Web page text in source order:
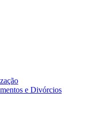
e Divórcios